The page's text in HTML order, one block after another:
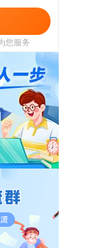
您服务
《用户服务